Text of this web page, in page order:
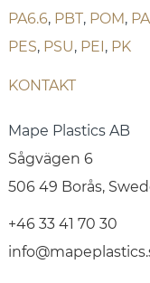
PA6.6, PBT, POM,
PES, PSU, PEI, PK
KONTAKT
Mape Plastics AB
Sågvägen 6
506 49 Borås,
+46 33 41 70 30